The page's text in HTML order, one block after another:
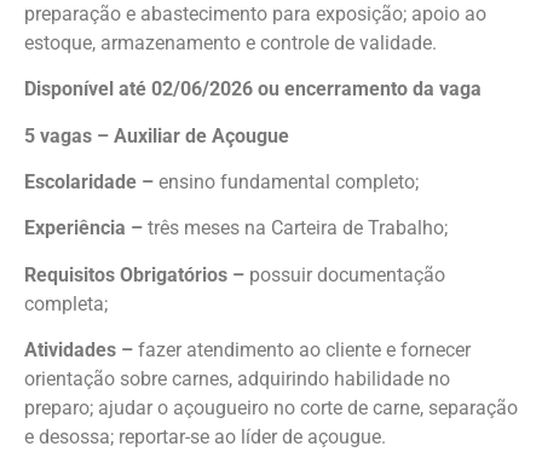
preparação e abastecimento para exposição; apoio ao
estoque, armazenamento e controle de validade.
Disponível até 02/06/2026 ou encerramento da vaga
5 vagas – Auxiliar de Açougue
Escolaridade – ensino fundamental completo;
Experiência – três meses na Carteira de Trabalho;
Requisitos Obrigatórios – possuir documentação
completa;
Atividades – fazer atendimento ao cliente e fornecer
orientação sobre carnes, adquirindo habilidade no
preparo; ajudar o açougueiro no corte de carne, separação
e desossa; reportar-se ao líder de açougue.